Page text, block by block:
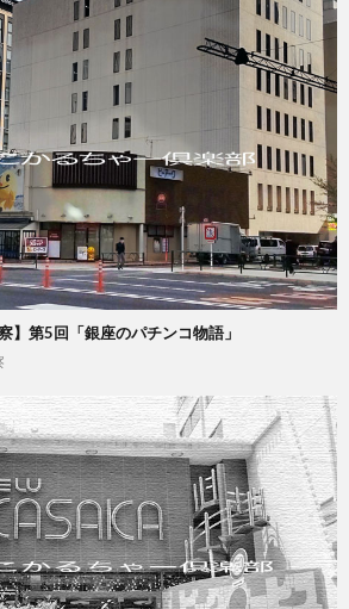
】第5回「銀座のパチンコ物語」